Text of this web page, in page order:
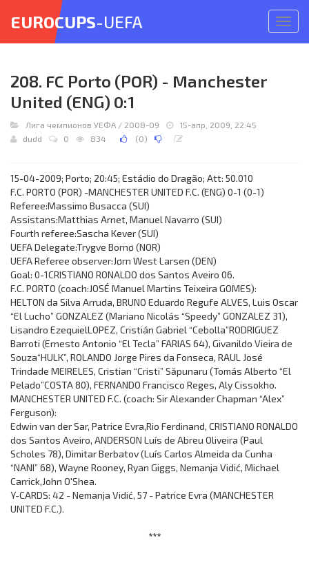
меню
EUROCUPS-UEFA
208. FC Porto (POR) - Manchester
United (ENG) 0:1
Лига чемпионов УЕФА / 2008-09
15-апр, 2009, 22:45
dudd
0 834 (0)
15-04-2009; Porto; 20:45; Estádio do Dragão; Att: 50.010
F.C. PORTO (POR) -MANCHESTER UNITED F.C. (ENG) 0-1 (0-1)
Referee:Massimo Busacca (SUI)
Assistans:Matthias Arnet, Manuel Navarro (SUI)
Fourth referee:Sascha Kever (SUI)
UEFA Delegate:Trygve Bornø (NOR)
UEFA Referee observer:Jørn West Larsen (DEN)
Goal: 0-1CRISTIANO RONALDO dos Santos Aveiro 06.
F.C. PORTO (coach:JOSÉ Manuel Martins Teixeira GOMES):
HELTON da Silva Arruda, BRUNO Eduardo Regufe ALVES, Luis Oscar
“El Lucho” GONZALEZ (Mariano Nicolás “Speedy” GONZALEZ 31),
Lisandro EzequielLOPEZ, Cristián Gabriel “Cebolla”RODRIGUEZ
Barroti (Ernesto Antonio “El Tecla” FARIAS 64), Givanildo Vieira de
Souza“HULK”, ROLANDO Jorge Pires da Fonseca, RAUL José
Trindade MEIRELES, Cristian “Cristi” Săpunaru (Tomás Alberto “El
Pelado”COSTA 80), FERNANDO Francisco Reges, Aly Cissokho.
MANCHESTER UNITED F.C. (coach: Sir Alexander Chapman “Alex”
Ferguson):
Edwin van der Sar, Patrice Evra,Rio Ferdinand, CRISTIANO RONALDO
dos Santos Aveiro, ANDERSON Luís de Abreu Oliveira (Paul
Scholes 78), Dimitar Berbatov (Luís Carlos Almeida da Cunha
“NANI” 68), Wayne Rooney, Ryan Giggs, Nemanja Vidić, Michael
Carrick,John O'Shea.
Y-CARDS: 42 - Nemanja Vidić, 57 - Patrice Evra (MANCHESTER
UNITED F.C.).
***